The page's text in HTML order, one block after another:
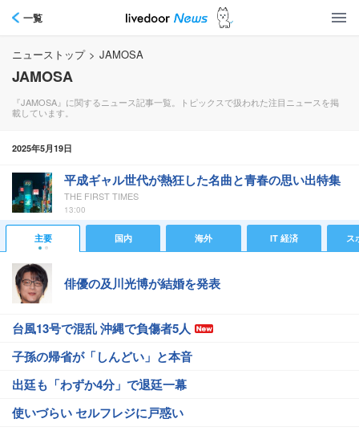
一覧
ニューストップ > JAMOSA
JAMOSA
『JAMOSA』に関するニュース記事一覧。トピックスで扱われた注目ニュースを掲
載しています。
2025年5月19日
平成ギャル世代が熱狂した名曲と青春の思い出特集
THE FIRST TIMES
13:00
主要 国内 海外 IT 経済 ス
俳優の及川光博が結婚を発表
台風13号で混乱 沖縄で負傷者5人
子孫の帰省が「しんどい」と本音
出廷も「わずか4分」で退廷一幕
使いづらい セルフレジに戸惑い